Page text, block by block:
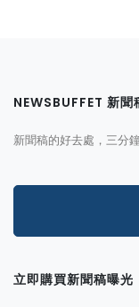
NEWSBUFFET 新聞
新聞稿的好去處，三分
立即購買新聞稿曝光